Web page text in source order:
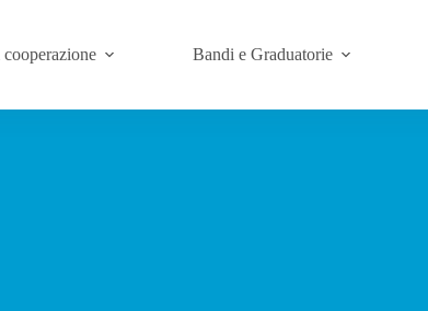
Bandi e Graduatorie